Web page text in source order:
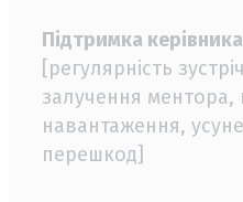
Підтримка
[регулярність
залучення ментора,
навантаження,
перешкод]